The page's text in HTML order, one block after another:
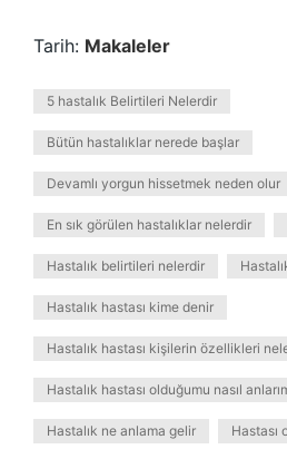
Tarih: Makaleler
5 hastalık Belirtileri Nelerdir
Bütün hastalıklar nerede başlar
Devamlı yorgun hissetmek neden olur
En sık görülen hastalıklar nelerdir
Hastalık belirtileri nelerdir
Hastalık hastası kime denir
Hastalık hastası kişilerin özellikleri
Hastalık hastası olduğumu nasıl
Hastalık ne anlama gelir Hastası